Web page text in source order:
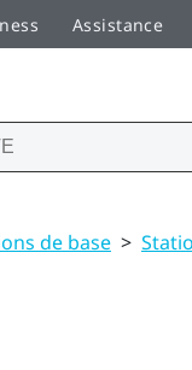
Assistance
de base >